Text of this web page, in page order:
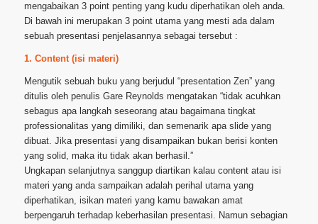
mengabaikan 3 point penting yang kudu diperhatikan oleh anda.
Di bawah ini merupakan 3 point utama yang mesti ada dalam
sebuah presentasi penjelasannya sebagai tersebut :
1. Content (isi materi)
Mengutik sebuah buku yang berjudul “presentation Zen” yang
ditulis oleh penulis Gare Reynolds mengatakan “tidak acuhkan
sebagus apa langkah seseorang atau bagaimana tingkat
professionalitas yang dimiliki, dan semenarik apa slide yang
dibuat. Jika presentasi yang disampaikan bukan berisi konten
yang solid, maka itu tidak akan berhasil.”
Ungkapan selanjutnya sanggup diartikan kalau content atau isi
materi yang anda sampaikan adalah perihal utama yang
diperhatikan, isikan materi yang kamu bawakan amat
berpengaruh terhadap keberhasilan presentasi. Namun sebagian